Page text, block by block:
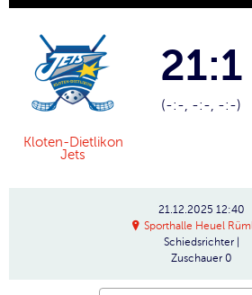
Kloten-Dietlikon
Jets
21:1
(-:-, -:-, -:-)
21.12.2025 12:40
Sporthalle Heuel
Schiedsrichter
Zuschauer 0